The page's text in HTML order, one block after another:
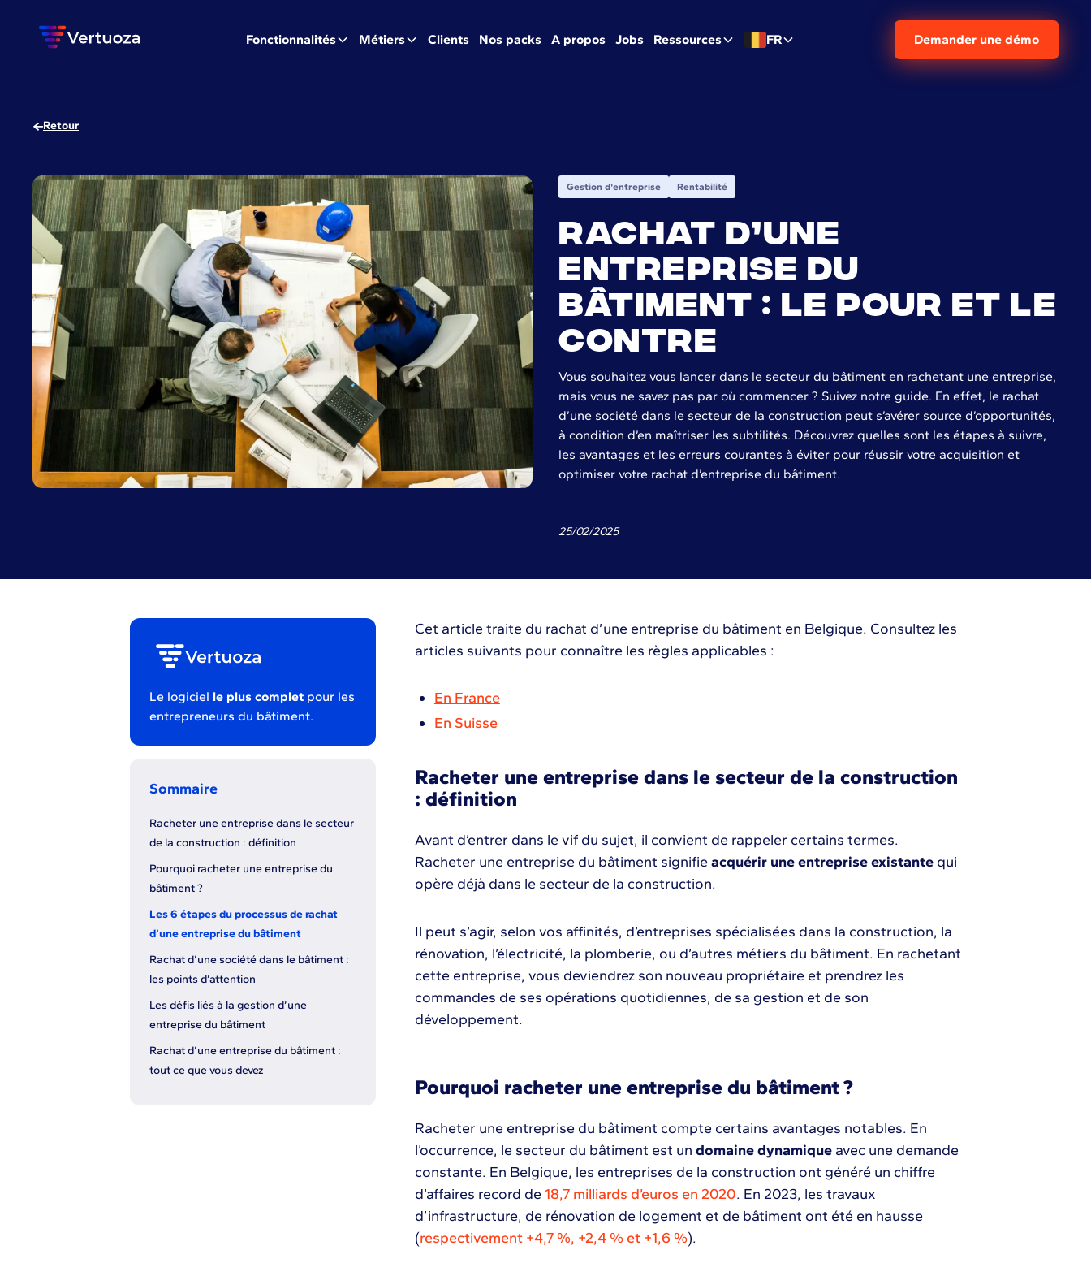
Fonctionnalités Métiers Clients Nos packs A propos Jobs Ressources FR Demander une démo
Retour
Gestion d'entreprise Rentabilité
Rachat d’une
entreprise du
bâtiment : le pour et le
contre
Vous souhaitez vous lancer dans le secteur du bâtiment en rachetant une entreprise,
mais vous ne savez pas par où commencer ? Suivez notre guide. En effet, le rachat
d’une société dans le secteur de la construction peut s’avérer source d’opportunités,
à condition d’en maîtriser les subtilités. Découvrez quelles sont les étapes à suivre,
les avantages et les erreurs courantes à éviter pour réussir votre acquisition et
optimiser votre rachat d’entreprise du bâtiment.
25/02/2025
Le logiciel le plus complet pour les
entrepreneurs du bâtiment.
Sommaire
Racheter une entreprise dans le secteur
de la construction : définition
Pourquoi racheter une entreprise du
bâtiment ?
Les 6 étapes du processus de rachat
d’une entreprise du bâtiment
Rachat d’une société dans le bâtiment :
les points d’attention
Les défis liés à la gestion d’une
entreprise du bâtiment
Rachat d’une entreprise du bâtiment :
tout ce que vous devez
Cet article traite du rachat d’une entreprise du bâtiment en Belgique. Consultez les
articles suivants pour connaître les règles applicables :
En France
En Suisse
Racheter une entreprise dans le secteur de la construction
: définition
Avant d’entrer dans le vif du sujet, il convient de rappeler certains termes.
Racheter une entreprise du bâtiment signifie acquérir une entreprise existantequi
opère déjà dans le secteur de la construction.
Il peut s’agir, selon vos affinités, d’entreprises spécialisées dans la construction, la
rénovation, l’électricité, la plomberie, ou d’autres métiers du bâtiment. En rachetant
cette entreprise, vous deviendrez son nouveau propriétaire et prendrez les
commandes de ses opérations quotidiennes, de sa gestion et de son
développement.
Pourquoi racheter une entreprise du bâtiment ?
Racheter une entreprise du bâtiment compte certains avantages notables. En
l’occurrence, le secteur du bâtiment est un domaine dynamiqueavec une demande
constante. En Belgique, les entreprises de la construction ont généré un chiffre
d’affaires record de 18,7 milliards d’euros en 2020. En 2023, les travaux
d’infrastructure, de rénovation de logement et de bâtiment ont été en hausse
(respectivement +4,7 %, +2,4 % et +1,6 %).